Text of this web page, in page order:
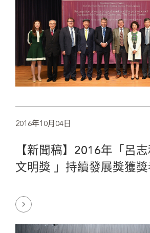
2016年10月04日
【新聞稿】2016年「呂
文明獎 」持續發展獎獲